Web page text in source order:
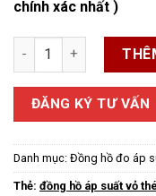
chính xác nhất )
Đồng hồ đo áp suất
ĐĂNG KÝ TƯ VẤN
Danh mục: Đồng hồ đo áp
Thẻ: đồng hồ áp suất vỏ